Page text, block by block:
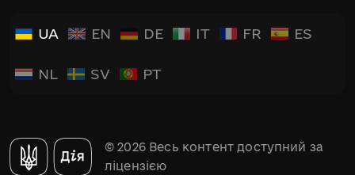
UA EN DE IT FR ES
NL SV PT
© 2026 Весь контент доступний за
ліцензією